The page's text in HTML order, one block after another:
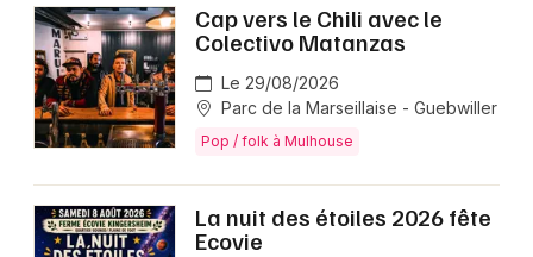
Cap vers le Chili avec le
Colectivo Matanzas
Le 29/08/2026
Parc de la Marseillaise - Guebwiller
Pop / folk à Mulhouse
La nuit des étoiles 2026 fête
Ecovie